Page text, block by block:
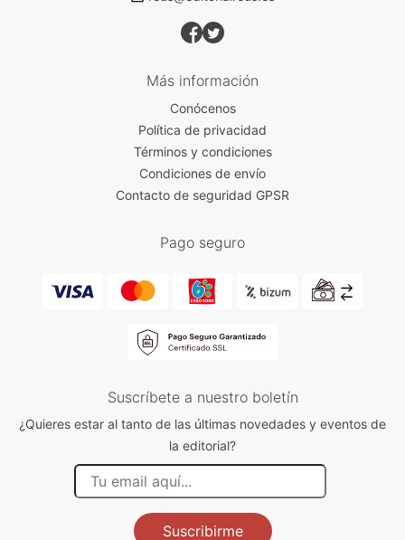
Más información
Conócenos
Política de privacidad
Términos y condiciones
Condiciones de envío
Contacto de seguridad GPSR
Pago seguro
Suscríbete a nuestro boletín
¿Quieres estar al tanto de las últimas novedades y eventos de
la editorial?
Suscribirme